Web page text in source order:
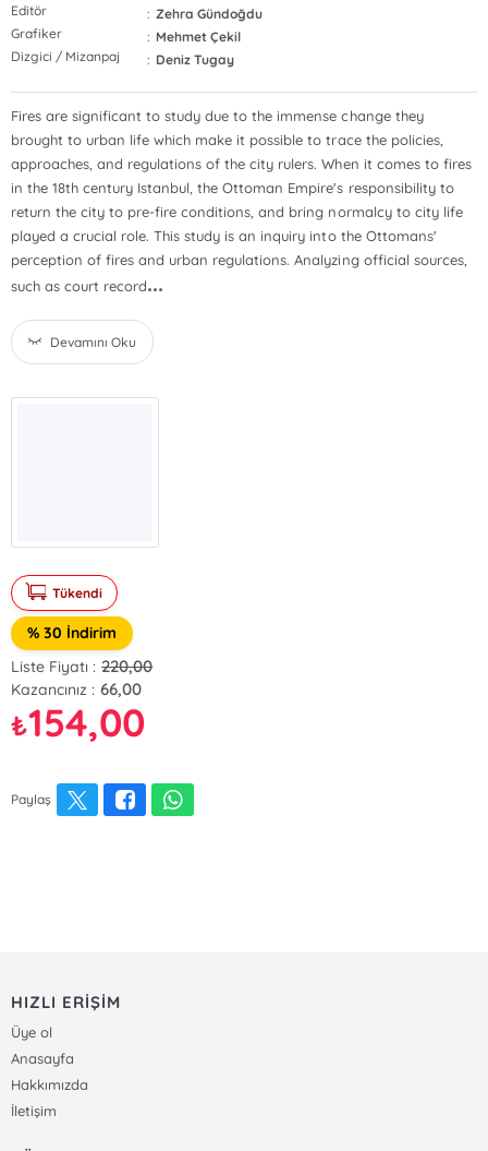
Editör
: Zehra Gündoğdu
Grafiker
: Mehmet Çekil
Dizgici / Mizanpaj
: Deniz Tugay
Fires are significant to study due to the immense change they
brought to urban life which make it possible to trace the policies,
approaches, and regulations of the city rulers. When it comes to fires
in the 18th century Istanbul, the Ottoman Empire's responsibility to
return the city to pre-fire conditions, and bring normalcy to city life
played a crucial role. This study is an inquiry into the Ottomans'
perception of fires and urban regulations. Analyzing official sources,
such as court record...
Devamını Oku
Tükendi
% 30 İndirim
Liste Fiyatı : 220,00
Kazancınız : 66,00
₺154,00
Paylaş
HIZLI ERİŞİM
Üye ol
Anasayfa
Hakkımızda
İletişim